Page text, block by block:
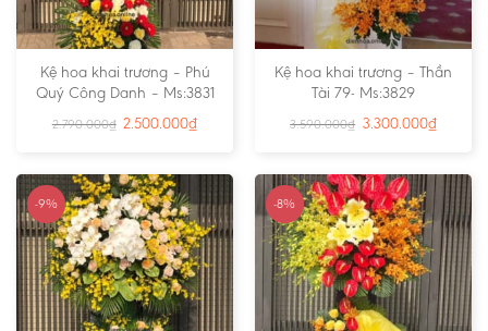
Kệ hoa khai trương – Phú
Quý Công Danh – Ms:3831
2.790.000₫ 2.500.000₫
Kệ hoa khai trương – Thần
Tài 79- Ms:3829
3.590.000₫ 3.300.000₫
-9% -8%